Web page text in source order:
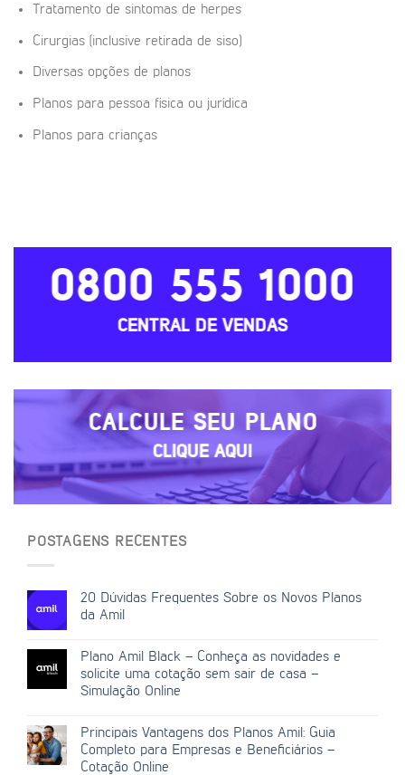
Tratamento de sintomas de herpes
Cirurgias (inclusive retirada de siso)
Diversas opções de planos
Planos para pessoa física ou jurídica
Planos para crianças
0800 555 1000
CENTRAL DE VENDAS
CALCULE SEU PLANO
CLIQUE AQUI
POSTAGENS RECENTES
20 Dúvidas Frequentes Sobre os Novos Planos
da Amil
Plano Amil Black – Conheça as novidades e
solicite uma cotação sem sair de casa –
Simulação Online
Principais Vantagens dos Planos Amil: Guia
Completo para Empresas e Beneficiários –
Cotação Online